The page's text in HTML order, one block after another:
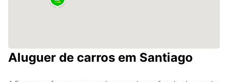
Aluguer de carros em Santiago